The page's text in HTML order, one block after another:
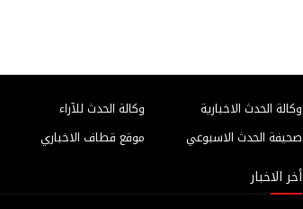
وكالة الحدث للآراء
وكالة الحدث الاخبارية
موقع قطاف الاخباري
صحيفة الحدث الاسبوعي
أخر الاخبار